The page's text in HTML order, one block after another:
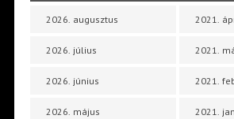
2026. augusztus
2026. július
2026. június
2026. május
2021.
2021.
2021.
2021.